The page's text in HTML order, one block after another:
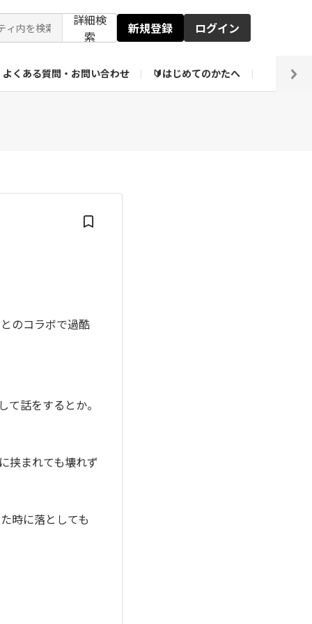
詳細検
索
新規登録 ログイン
よくある質問・お問い合わせ 🔰はじめてのかたへ 編集
のコラボで過酷
話をするとか。
挟まれても壊れず
時に落としても